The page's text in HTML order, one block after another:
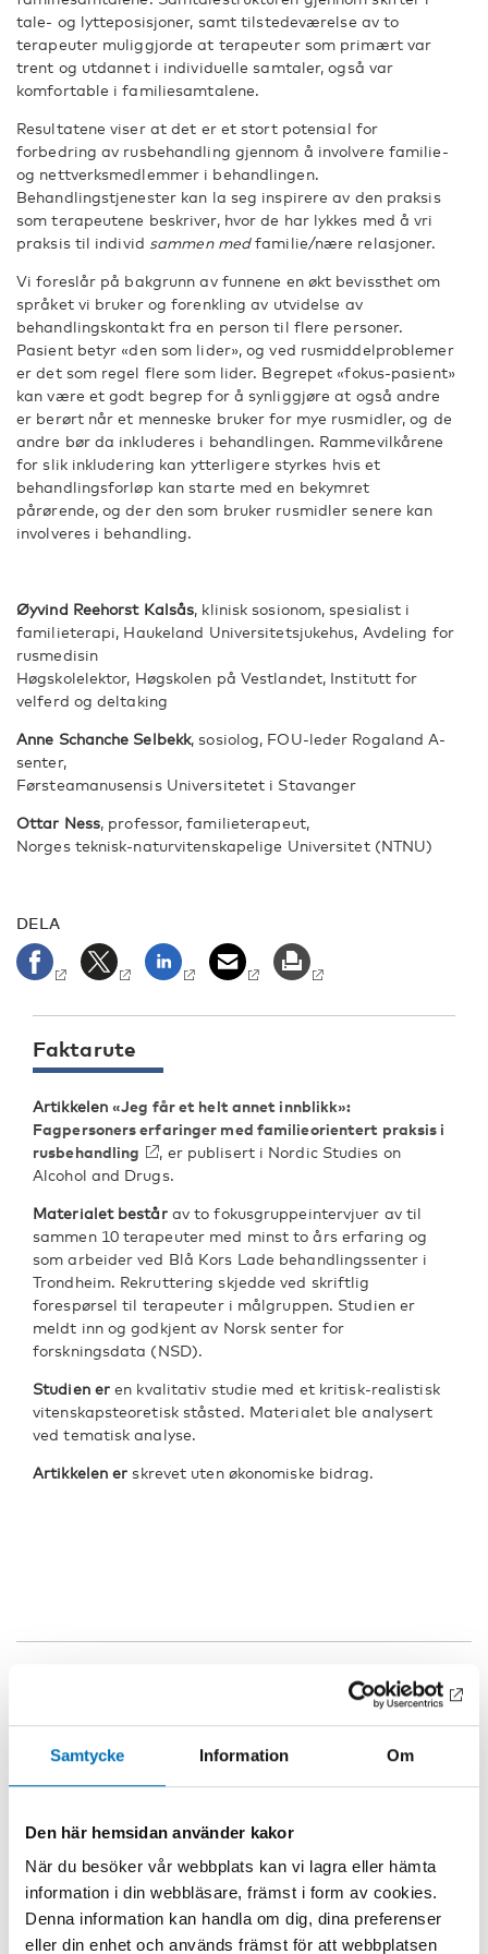
Samtycke Information Om
Den här hemsidan använder kakor
När du besöker vår webbplats kan vi lagra eller hämta
information i din webbläsare, främst i form av cookies.
Denna information kan handla om dig, dina preferenser
eller din enhet och används främst för att webbplatsen
tale- og lytteposisjoner, samt tilstedeværelse av to
terapeuter muliggjorde at terapeuter som primært var
trent og utdannet i individuelle samtaler, også var
komfortable i familiesamtalene.
Resultatene viser at det er et stort potensial for
forbedring av rusbehandling gjennom å involvere familie-
og nettverksmedlemmer i behandlingen.
Behandlingstjenester kan la seg inspirere av den praksis
som terapeutene beskriver, hvor de har lykkes med å vri
praksis til individ sammen medfamilie/nære relasjoner.
Vi foreslår på bakgrunn av funnene en økt bevissthet om
språket vi bruker og forenkling av utvidelse av
behandlingskontakt fra en person til flere personer.
Pasient betyr «den som lider», og ved rusmiddelproblemer
er det som regel flere som lider. Begrepet «fokus-pasient»
kan være et godt begrep for å synliggjøre at også andre
er berørt når et menneske bruker for mye rusmidler, og de
andre bør da inkluderes i behandlingen. Rammevilkårene
for slik inkludering kan ytterligere styrkes hvis et
behandlingsforløp kan starte med en bekymret
pårørende, og der den som bruker rusmidler senere kan
involveres i behandling.
Øyvind Reehorst Kalsås, klinisk sosionom, spesialist i
familieterapi, Haukeland Universitetsjukehus, Avdeling for
rusmedisin
Høgskolelektor, Høgskolen på Vestlandet, Institutt for
velferd og deltaking
Anne Schanche Selbekk, sosiolog, FOU-leder Rogaland A-
senter,
Førsteamanusensis Universitetet i Stavanger
Ottar Ness, professor, familieterapeut,
Norges teknisk-naturvitenskapelige Universitet (NTNU)
DELA
Faktarute
Artikkelen «Jeg får et helt annet innblikk»:
Fagpersoners erfaringer med familieorientert praksis i
rusbehandling
, er publisert i Nordic Studies on
Alcohol and Drugs.
Materialet bestårav to fokusgruppeintervjuer av til
sammen 10 terapeuter med minst to års erfaring og
som arbeider ved Blå Kors Lade behandlingssenter i
Trondheim. Rekruttering skjedde ved skriftlig
forespørsel til terapeuter i målgruppen. Studien er
meldt inn og godkjent av Norsk senter for
forskningsdata (NSD).
Studien er en kvalitativ studie med et kritisk-realistisk
vitenskapsteoretisk ståsted. Materialet ble analysert
ved tematisk analyse.
Artikkelen er skrevet uten økonomiske bidrag.
pårørende,
rusbehandling, terapi
KATEGORIER
A
Mostphotos